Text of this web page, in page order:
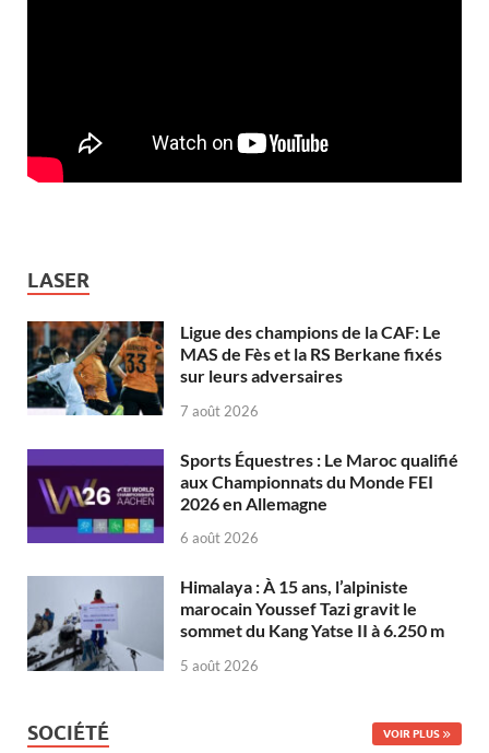
LASER
Ligue des champions de la CAF: Le
MAS de Fès et la RS Berkane fixés
sur leurs adversaires
7 août 2026
Sports Équestres : Le Maroc qualifié
aux Championnats du Monde FEI
2026 en Allemagne
6 août 2026
Himalaya : À 15 ans, l’alpiniste
marocain Youssef Tazi gravit le
sommet du Kang Yatse II à 6.250 m
5 août 2026
SOCIÉTÉ VOIR PLUS